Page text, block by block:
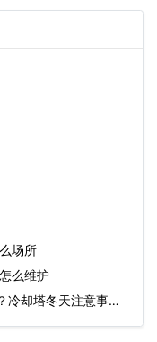
场所
么维护
冷却塔冬天注意事